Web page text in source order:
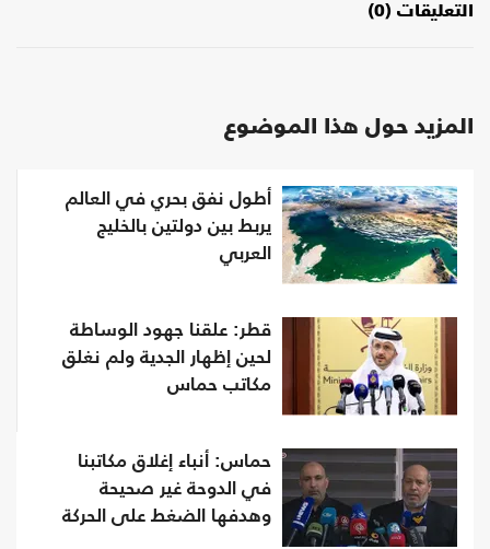
التعليقات (0)
المزيد حول هذا الموضوع
أطول نفق بحري في العالم
يربط بين دولتين بالخليج
العربي
قطر: علقنا جهود الوساطة
لحين إظهار الجدية ولم نغلق
مكاتب حماس
حماس: أنباء إغلاق مكاتبنا
في الدوحة غير صحيحة
وهدفها الضغط على الحركة